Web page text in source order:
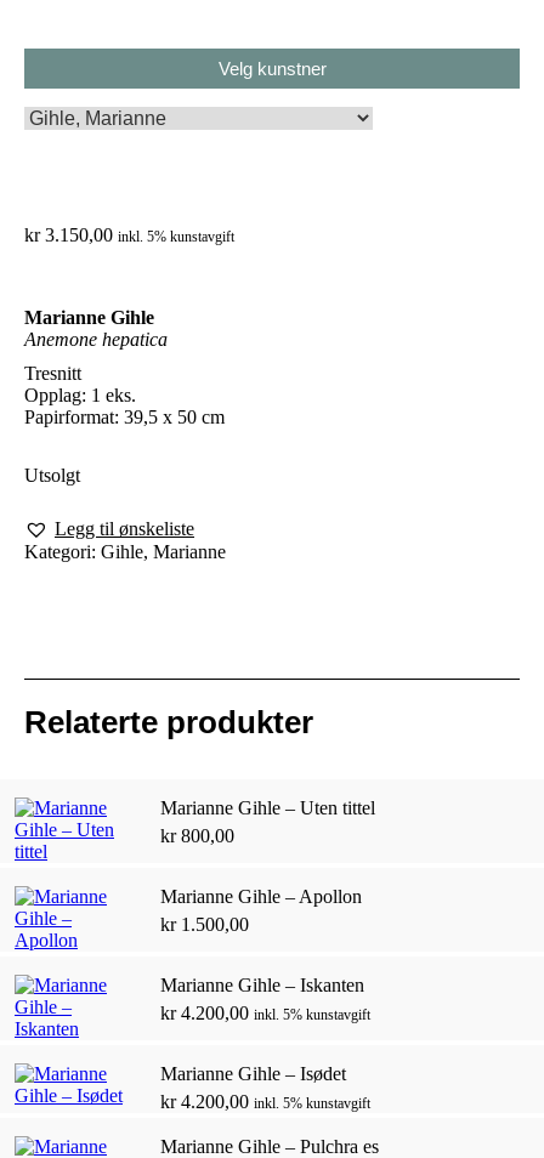
are
here:
Velg kunstner
kr3.150,00 inkl. 5% kunstavgift
Marianne Gihle
Anemone hepatica
Tresnitt
Opplag: 1 eks.
Papirformat: 39,5 x 50 cm
Utsolgt
Legg til ønskeliste
Kategori: Gihle, Marianne
Relaterte produkter
Marianne Gihle – Uten tittel
kr800,00
Marianne Gihle – Apollon
kr1.500,00
Marianne Gihle – Iskanten
kr4.200,00 inkl. 5% kunstavgift
Marianne Gihle – Isødet
kr4.200,00 inkl. 5% kunstavgift
Marianne Gihle – Pulchra es